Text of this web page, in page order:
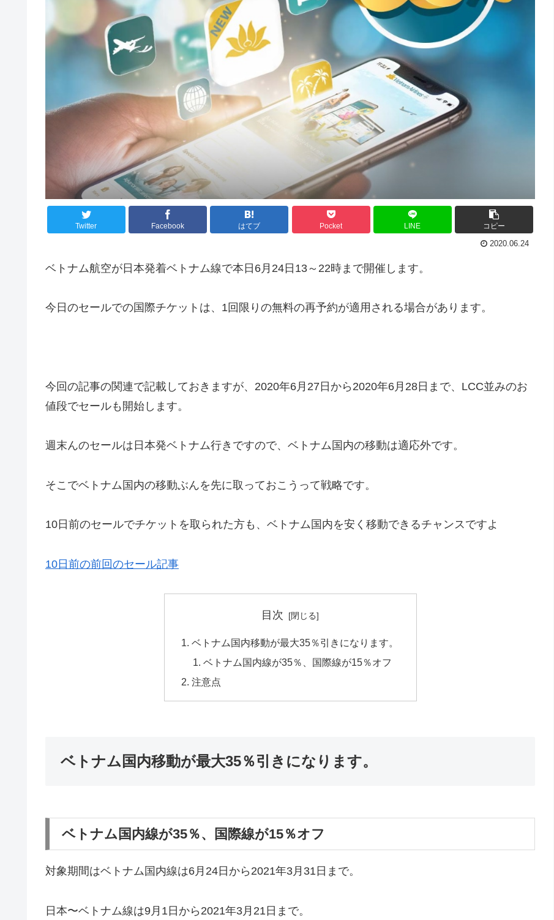
Twitter Facebook はてブ Pocket LINE コピー
2020.06.24
ベトナム航空が日本発着ベトナム線で本日6月24日13～22時まで開催します。
今日のセールでの国際チケットは、1回限りの無料の再予約が適用される場合があります。
今回の記事の関連で記載しておきますが、2020年6月27日から2020年6月28日まで、LCC並みのお
値段でセールも開始します。
週末んのセールは日本発ベトナム行きですので、ベトナム国内の移動は適応外です。
そこでベトナム国内の移動ぶんを先に取っておこうって戦略です。
10日前のセールでチケットを取られた方も、ベトナム国内を安く移動できるチャンスですよ
10日前の前回のセール記事
目次
ベトナム国内移動が最大35％引きになります。
ベトナム国内線が35％、国際線が15％オフ
注意点
ベトナム国内移動が最大35％引きになります。
ベトナム国内線が35％、国際線が15％オフ
対象期間はベトナム国内線は6月24日から2021年3月31日まで。
日本〜ベトナム線は9月1日から2021年3月21日まで。